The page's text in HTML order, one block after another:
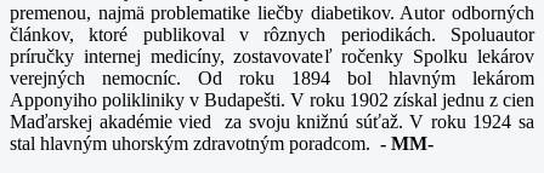
premenou, najmä problematike liečby diabetikov. Autor odborných
článkov, ktoré publikoval v rôznych periodikách. Spoluautor
príručky internej medicíny, zostavovateľ ročenky Spolku lekárov
verejných nemocníc. Od roku 1894 bol hlavným lekárom
Apponyiho polikliniky v Budapešti. V roku 1902 získal jednu z cien
Maďarskej akadémie vied za svoju knižnú súťaž. V roku 1924 sa
stal hlavným uhorským zdravotným poradcom. - MM-